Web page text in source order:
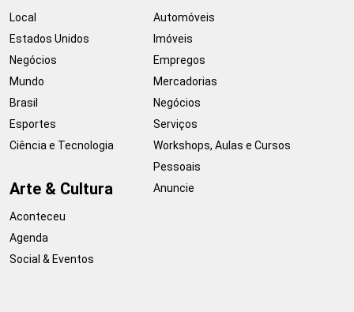
Local
Estados Unidos
Negócios
Mundo
Brasil
Esportes
Ciência e Tecnologia
Arte & Cultura
Aconteceu
Agenda
Social & Eventos
Automóveis
Imóveis
Empregos
Mercadorias
Negócios
Serviços
Workshops, Aulas e Cursos
Pessoais
Anuncie